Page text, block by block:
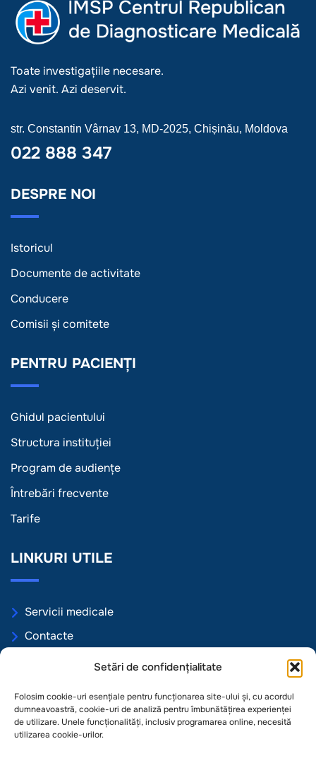
Setări de confidențialitate
Folosim cookie-uri esențiale pentru funcționarea site-ului și, cu acordul
dumneavoastră, cookie-uri de analiză pentru îmbunătățirea experienței
de utilizare. Unele funcționalități, inclusiv programarea online, necesită
utilizarea cookie-urilor.
Toate investigațiile necesare.
Azi venit. Azi deservit.
str. Constantin Vârnav 13, MD-2025, Chișinău, Moldova
022 888 347
DESPRE NOI
Istoricul
Documente de activitate
Conducere
Comisii și comitete
PENTRU PACIENȚI
Ghidul pacientului
Structura instituției
Program de audiențe
Întrebări frecvente
Tarife
LINKURI UTILE
Servicii medicale
Contacte
Programări online
Politica de Cookie
Termeni și condiții